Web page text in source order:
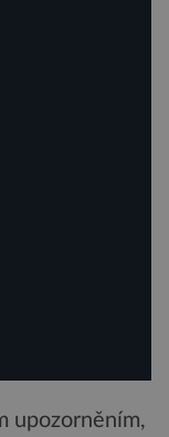
upozorněním,